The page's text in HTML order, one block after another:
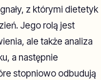
z którymi dietetyk
Jego rolą jest
ale także analiza
a następnie
stopniowo odbudują